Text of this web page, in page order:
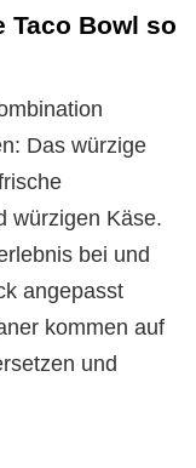
Taco Bowl so
Das würzige
würzigen Käse.
bei und
angepasst
kommen auf
und